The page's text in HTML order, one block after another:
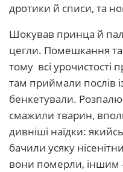
дротики й списи, та
Шокував принца й
цегли. Помешкання
тому всі урочистості
там приймали послів
бенкетували.
смажили тварин,
дивніші наїдки:
бачили усяку
вони померли, іншим